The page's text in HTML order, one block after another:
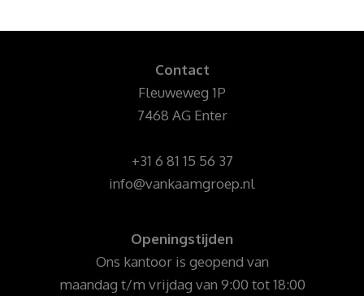
Contact
Fleuweweg 1P
7468 AG Enter
+31 6 81 15 56 37‬
info@vankaamgroep.nl
Openingstijden
Ons kantoor is geopend van
maandag t/m vrijdag van 9:00 tot 18:00